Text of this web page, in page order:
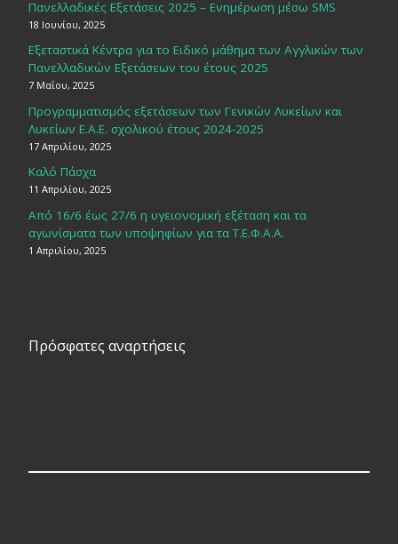
Πανελλαδικές Εξετάσεις 2025 – Ενημέρωση μέσω SMS
18 Ιουνίου, 2025
Εξεταστικά Κέντρα για το Ειδικό μάθημα των Αγγλικών των
Πανελλαδικών Εξετάσεων του έτους 2025
7 Μαΐου, 2025
Προγραμματισμός εξετάσεων των Γενικών Λυκείων και
Λυκείων Ε.Α.Ε. σχολικού έτους 2024-2025
17 Απριλίου, 2025
Καλό Πάσχα
11 Απριλίου, 2025
Από 16/6 έως 27/6 η υγειονομική εξέταση και τα
αγωνίσματα των υποψηφίων για τα Τ.Ε.Φ.Α.Α.
1 Απριλίου, 2025
Πρόσφατες αναρτήσεις